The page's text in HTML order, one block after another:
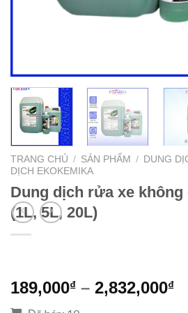
TRANG CHỦ / SẢN PHẨM / DUNG
DỊCH EKOKEMIKA
Dung dịch rửa xe không
(1L, 5L, 20L)
189,000₫ – 2,832,000₫